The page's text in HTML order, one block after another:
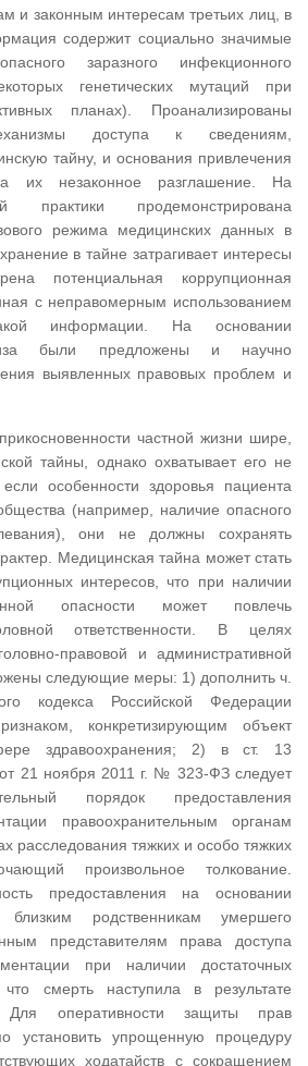
и законным интересам третьих лиц, в
содержит социально значимые
заразного инфекционного
генетических мутаций при
планах). Проанализированы
доступа к сведениям,
тайну, и основания привлечения
их незаконное разглашение. На
практики продемонстрирована
режима медицинских данных в
в тайне затрагивает интересы
потенциальная коррупционная
с неправомерным использованием
информации. На основании
были предложены и научно
выявленных правовых проблем и
частной жизни шире,
тайны, однако охватывает его не
особенности здоровья пациента
(например, наличие опасного
они не должны сохранять
Медицинская тайна может стать
интересов, что при наличии
опасности может повлечь
ответственности. В целях
правовой и административной
следующие меры: 1) дополнить ч.
кодекса Российской Федерации
конкретизирующим объект
здравоохранения; 2) в ст. 13
21 ноября 2011 г. № 323-ФЗ следует
порядок предоставления
правоохранительным органам
расследования тяжких и особо тяжких
произвольное толкование.
предоставления на основании
родственникам умершего
представителям права доступа
при наличии достаточных
смерть наступила в результате
Для оперативности защиты прав
установить упрощенную процедуру
ходатайств с сокращением